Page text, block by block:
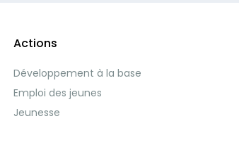
Actions
Développement à la base
Emploi des jeunes
Jeunesse